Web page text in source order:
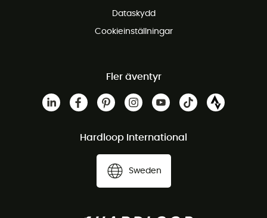
Dataskydd
Cookieinställningar
Fler äventyr
Hardloop International
Sweden